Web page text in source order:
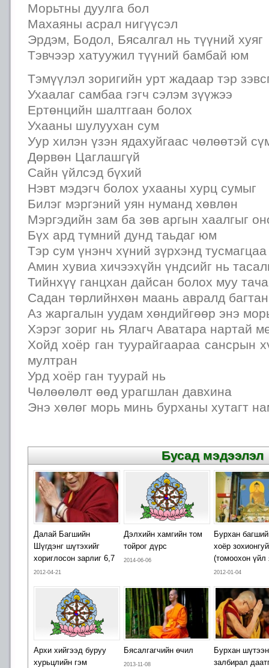
Морьтны дуулга бол
Махаяны асрал нигүүсэл
Эрдэм, Бодол, Бясалгал нь түүний хуяг
Тэвчээр хатуужил түүний бамбай юм
Тэмүүлэл зоригийн урт жадаар тэр
Ухаалаг самбаа гэгч сэлэм зүүжээ
Ертөнцийн шалтгаан болох
Ухааны шулуухан сум
Уур хилэн үзэн ядахуйгаас чөлөөтэй
Дөрвөн Цаглашгүй
Сайн үйлсэд бүхий
Нэвт мэдэгч болох ухааны хурц сумыг
Билэг мэргэний уян нуманд хөвлөн
Мэргэдийн зам ба зөв аргын хаалгыг
Бүх ард түмний дунд таьдаг юм
Тэр сум үнэнч хүний зүрхэнд тусмагцаа
Амин хувиа хичээхүйн үндсийг нь
Тийнхүү ганцхан дайсан болох муу
Садан төрлийнхөн маань авралд
Аз жаргалын уудам хөндийгөөр энэ
Хэрэг зориг нь Ялагч Аватара нартай
Хойд хоёр ган туурайгаараа сансрын
мултран
Урд хоёр ган туурай нь
Чөлөөлөлт өөд урагшлан давхина
Энэ хөлөг морь минь бурханы хутагт
Бусад мэдээлэл
Далай Багшийн
Шүгдэнг шүтэхийг
хориглосон зарлиг 6,7
2012-04-21
Дэлхийн хамгийн том
тойрог дүрс
2014-06-06
Бурхан
хоёр зохионгуй
(томоохон үйл
2012-01-04
Архи хийгээд буруу
хурьцлийн гэм
Бясалгагчийн өчил
2013-11-08
Бурхан
залбирал